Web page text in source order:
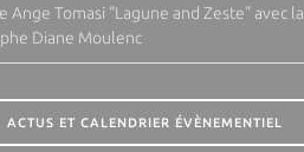
Ange Tomasi "Lagune and Zeste" avec la
Diane Moulenc
ACTUS ET CALENDRIER ÉVÈNEMENTIEL